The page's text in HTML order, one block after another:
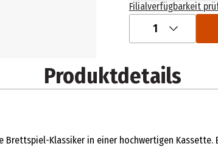
Filialverfügbarkeit
1
Produktdetails
Klassiker in einer hochwertigen